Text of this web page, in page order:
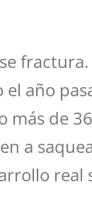
año
más de
a
real